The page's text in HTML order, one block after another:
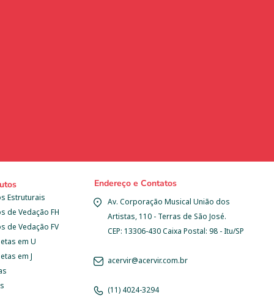
Estruturais
de Vedação FH
de Vedação FV
em U
em J
Endereço e Contatos
Av. Corporação Musical União dos
Artistas, 110 - Terras de São José.
CEP: 13306-430 Caixa Postal: 98 - Itu/SP
acervir@acervir.com.br
(11) 4024-3294